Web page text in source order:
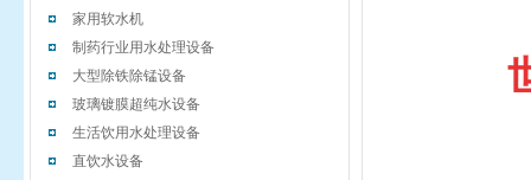
家用软水机
制药行业用水处理设备
大型除铁除锰设备
玻璃镀膜超纯水设备
生活饮用水处理设备
直饮水设备